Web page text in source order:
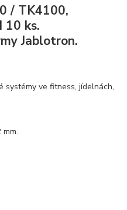
/ TK4100,
10 ks.
Jablotron.
systémy ve fitness, jídelnách,
mm.